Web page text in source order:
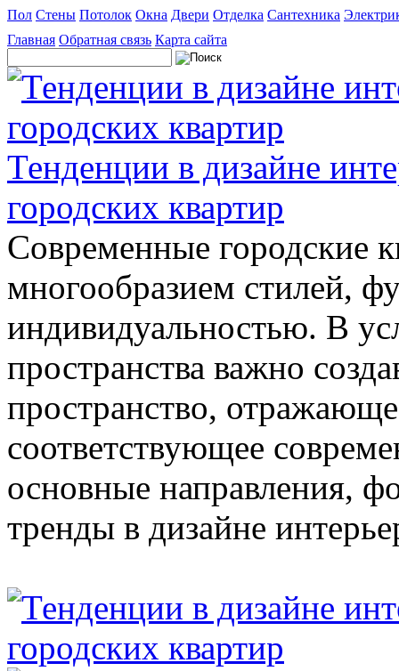
Пол Стены Потолок Окна Двери Отделка Сантехника
Главная Обратная связь Карта сайта
Тенденции в дизайне
городских квартир
Современные городские
многообразием стилей,
индивидуальностью. В
пространства важно
пространство,
соответствующее
основные направления,
тренды в дизайне